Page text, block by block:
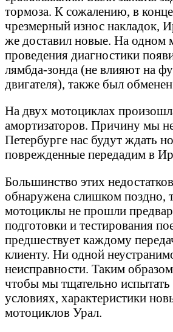
тормоза. К сожалению, в
чрезмерный износ накладок,
же доставил новые. На одном
проведения диагностики
лямбда-зонда (не влияют на
двигателя), также был
На двух мотоциклах
амортизаторов. Причину мы
Петербурге нас будут ждать
поврежденные передадим в
Большинство этих
обнаружена слишком поздно,
мотоциклы не прошли
подготовки и тестирования
предшествует каждому
клиенту. Ни одной
неисправности. Таким
чтобы мы тщательно
условиях, характеристики
мотоциклов Урал.